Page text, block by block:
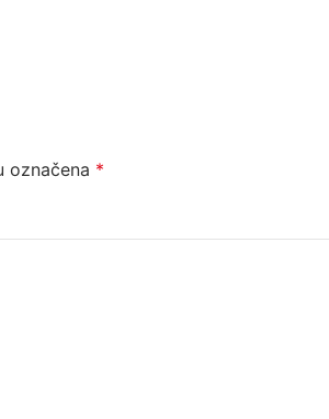
označena *